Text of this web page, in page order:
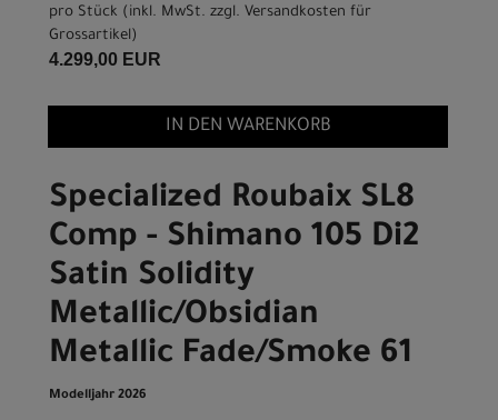
pro Stück (inkl. MwSt. zzgl. Versandkosten für
Grossartikel)
4.299,00 EUR
IN DEN WARENKORB
Specialized Roubaix SL8
Comp - Shimano 105 Di2
Satin Solidity
Metallic/Obsidian
Metallic Fade/Smoke 61
Modelljahr 2026